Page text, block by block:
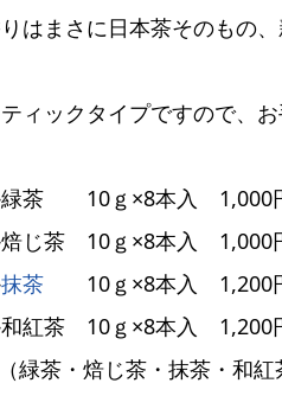
はまさに日本茶そのもの
ィックタイプですので、
緑茶 10ｇ×8本入 1,000
じ茶 10ｇ×8本入 1,000
抹茶10ｇ×8本入 1,200
紅茶 10ｇ×8本入 1,200
緑茶・焙じ茶・抹茶・和